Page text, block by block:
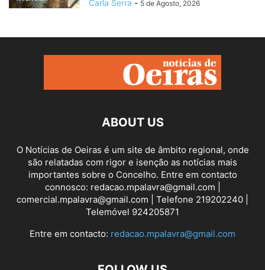
Carla Serra - 5 de Agosto, 2026
ABOUT US
O Notícias de Oeiras é um site de âmbito regional, onde
são relatadas com rigor e isenção as notícias mais
importantes sobre o Concelho. Entre em contacto
connosco: redacao.mpalavra@gmail.com |
comercial.mpalavra@gmail.com | Telefone 219202240 |
Telemóvel 924205871
Entre em contacto: redacao.mpalavra@gmail.com